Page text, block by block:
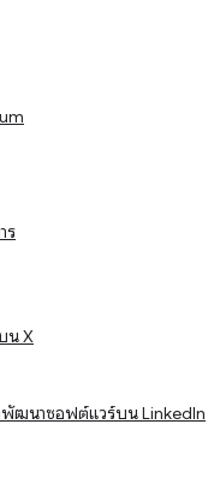
ร
น X
ฒนาซอฟต์แวร์บน LinkedIn